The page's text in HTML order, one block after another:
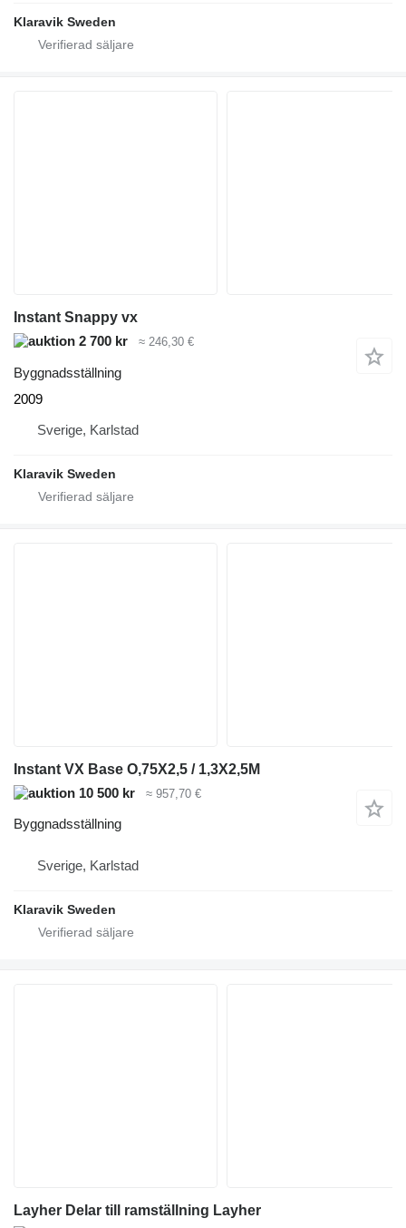
Klaravik Sweden
Instant Snappy vx
2 700 kr
≈ 246,30 €
Byggnadsställning
2009
Sverige, Karlstad
Klaravik Sweden
Instant VX Base O,75X2,5 / 1,3X2,5M
10 500 kr
≈ 957,70 €
Byggnadsställning
Sverige, Karlstad
Klaravik Sweden
Layher Delar till ramställning Layher